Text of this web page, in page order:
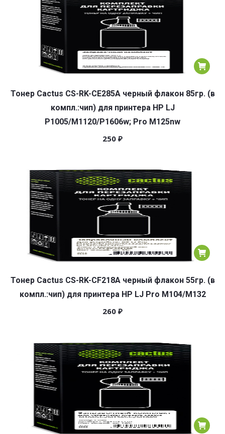
Тонер Cactus CS-RK-CE285A черный флакон 85гр. (в
компл.:чип) для принтера HP LJ
P1005/M1120/P1606w; Pro M125nw
250 ₽
Тонер Cactus CS-RK-CF218A черный флакон 55гр. (в
компл.:чип) для принтера HP LJ Pro M104/M132
260 ₽